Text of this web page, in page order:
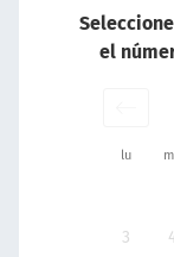
el
lu
3